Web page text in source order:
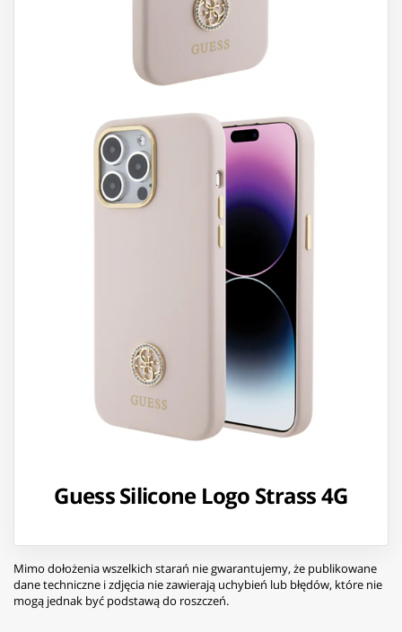
Guess Silicone Logo Strass 4G
Mimo dołożenia wszelkich starań nie gwarantujemy, że publikowane
dane techniczne i zdjęcia nie zawierają uchybień lub błędów, które nie
mogą jednak być podstawą do roszczeń.